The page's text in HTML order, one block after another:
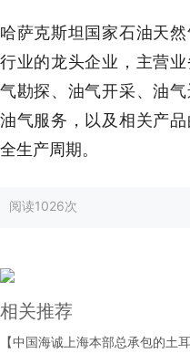
哈萨克斯坦国家石油天
行业的龙头企业，主营
气勘探、油气开采、油气
油气服务，以及相关产
全生产周期。
阅读1026次
相关推荐
【中国海诚上海本部总承包的土